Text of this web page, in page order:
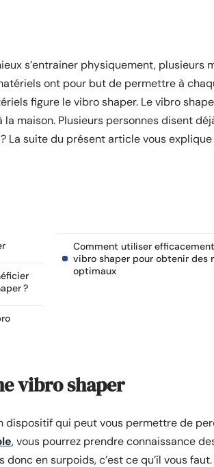
s’entrainer physiquement, plusieurs
ont pour but de permettre à
figure le vibro shaper. Le vibro
maison. Plusieurs personnes disent
La suite du présent article vous
?
Comment utiliser
vibro shaper pour obtenir des
optimaux
vibro shaper
dispositif qui peut vous permettre de
, vous pourrez prendre connaissance
en surpoids, c’est ce qu’il vous